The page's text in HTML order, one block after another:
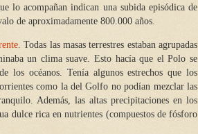
lo acompañan indican una subida episódica de
de aproximadamente 800.000 años.
. Todas las masas terrestres estaban agrupadas
un clima suave. Esto hacía que el Polo se
los océanos. Tenía algunos estrechos que los
como la del Golfo no podían mezclar las
Además, las altas precipitaciones en los
dulce rica en nutrientes (compuestos de fósforo